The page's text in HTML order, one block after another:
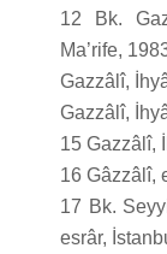
12 Bk.
Ma’rife,
Gazzâlî,
Gazzâlî,
15 Gazzâlî,
16 Gâzzâlî,
17 Bk.
esrâr,